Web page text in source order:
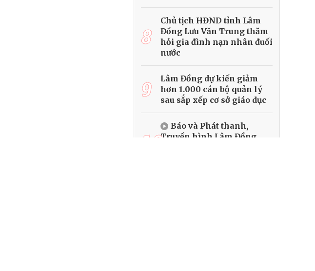
8
Chủ tịch HĐND tỉnh Lâm
Đồng Lưu Văn Trung thăm
hỏi gia đình nạn nhân đuối
nước
9
Lâm Đồng dự kiến giảm
hơn 1.000 cán bộ quản lý
sau sắp xếp cơ sở giáo dục
10
Báo và Phát thanh,
Truyền hình Lâm Đồng